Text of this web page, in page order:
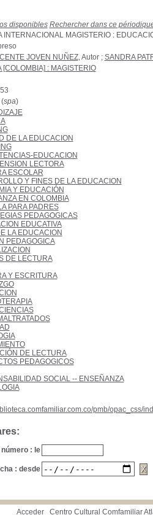
disponibles Rechercher dans ce
INTERNACIONAL MAGISTERIO :
JOVEN NUÑEZ, Autor ; SANDRA
[COLOMBIA] : MAGISTERIO
spa)
DE LA EDUCACION
EDUCACION
LECTORA
ESCOLAR
Y FINES DE LA EDUCACION
Y EDUCACIÓN
EN COLOMBIA
PARA PADRES
PEDAGOGICAS
EDUCATIVA
LA EDUCACION
PEDAGOGICA
DE LECTURA
Y ESCRITURA
DE LECTURA
PEDAGOGICOS
SOCIAL -- ENSEÑANZA
pmb/opac_css/
: le
: desde
Acceder Centro Cultural Comfamiliar